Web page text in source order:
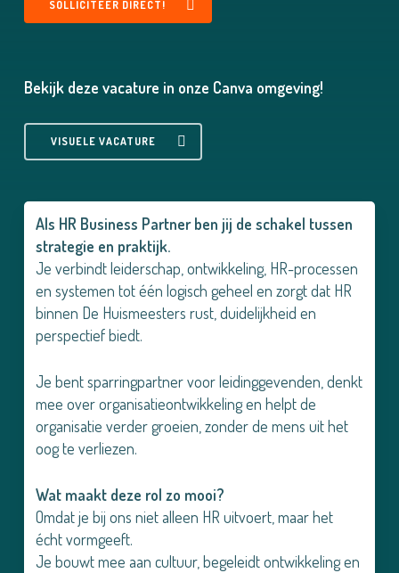
SOLLICITEER DIRECT!
Bekijk deze vacature in onze Canva omgeving!
VISUELE VACATURE
Als HR Business Partner ben jij de schakel tussen
strategie en praktijk.
Je verbindt leiderschap, ontwikkeling, HR-processen
en systemen tot één logisch geheel en zorgt dat HR
binnen De Huismeesters rust, duidelijkheid en
perspectief biedt.
Je bent sparringpartner voor leidinggevenden, denkt
mee over organisatieontwikkeling en helpt de
organisatie verder groeien, zonder de mens uit het
oog te verliezen.
Wat maakt deze rol zo mooi?
Omdat je bij ons niet alleen HR uitvoert, maar het
écht vormgeeft.
Je bouwt mee aan cultuur, begeleidt ontwikkeling en